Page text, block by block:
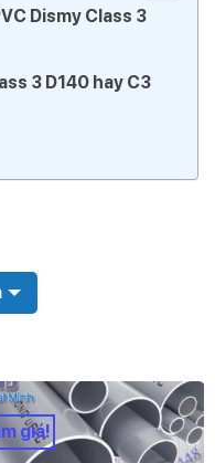
Dismy Class 3
3 D140 hay C3
sản xuất, Chủng loại
giá!